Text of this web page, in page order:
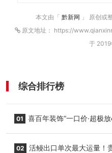
本文由「 黔新网 」 原创或
原文地址： https://
于 2019
综合排行榜
01 喜百年装饰“一口价·超极
02 活鳗出口单次最大运量！